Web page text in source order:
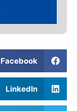
Facebook
LinkedIn